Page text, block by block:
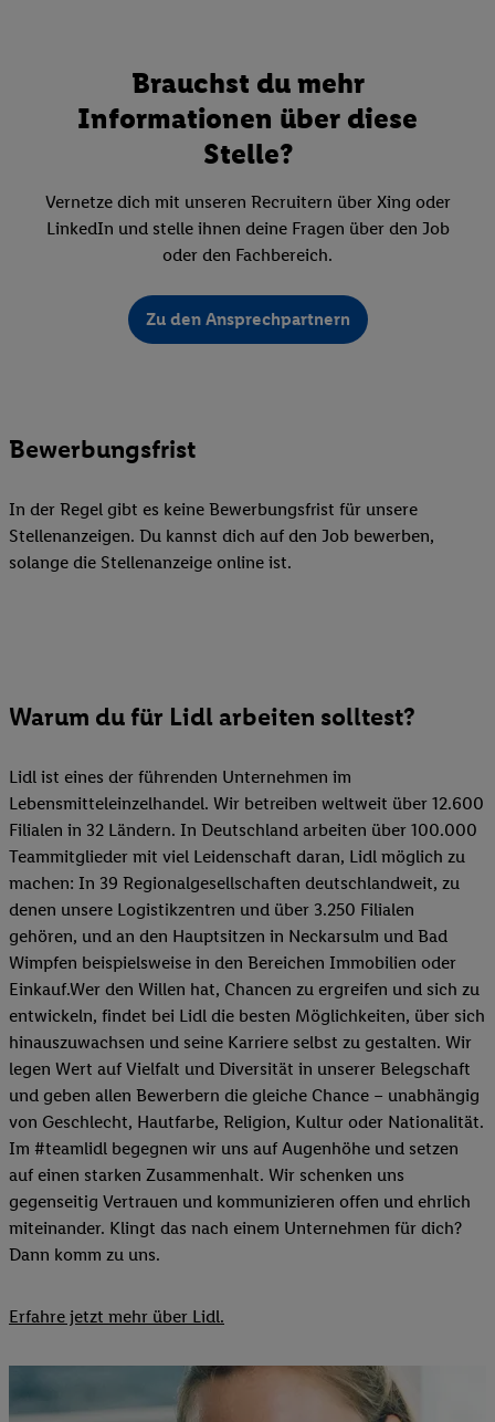
Brauchst du mehr
Informationen über diese
Stelle?
Vernetze dich mit unseren Recruitern über Xing oder
LinkedIn und stelle ihnen deine Fragen über den Job
oder den Fachbereich.
Zu den Ansprechpartnern
Bewerbungsfrist
In der Regel gibt es keine Bewerbungsfrist für unsere
Stellenanzeigen. Du kannst dich auf den Job bewerben,
solange die Stellenanzeige online ist.
Warum du für Lidl arbeiten solltest?
Lidl ist eines der führenden Unternehmen im
Lebensmitteleinzelhandel. Wir betreiben weltweit über 12.600
Filialen in 32 Ländern. In Deutschland arbeiten über 100.000
Teammitglieder mit viel Leidenschaft daran, Lidl möglich zu
machen: In 39 Regionalgesellschaften deutschlandweit, zu
denen unsere Logistikzentren und über 3.250 Filialen
gehören, und an den Hauptsitzen in Neckarsulm und Bad
Wimpfen beispielsweise in den Bereichen Immobilien oder
Einkauf.Wer den Willen hat, Chancen zu ergreifen und sich zu
entwickeln, findet bei Lidl die besten Möglichkeiten, über sich
hinauszuwachsen und seine Karriere selbst zu gestalten. Wir
legen Wert auf Vielfalt und Diversität in unserer Belegschaft
und geben allen Bewerbern die gleiche Chance – unabhängig
von Geschlecht, Hautfarbe, Religion, Kultur oder Nationalität.
Im #teamlidl begegnen wir uns auf Augenhöhe und setzen
auf einen starken Zusammenhalt. Wir schenken uns
gegenseitig Vertrauen und kommunizieren offen und ehrlich
miteinander. Klingt das nach einem Unternehmen für dich?
Dann komm zu uns.​
Erfahre jetzt mehr über Lidl.